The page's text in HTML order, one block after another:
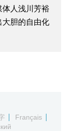
体人浅川芳裕
大胆的自由化
Français